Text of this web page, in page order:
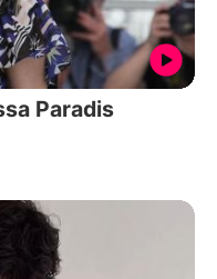
Paradis